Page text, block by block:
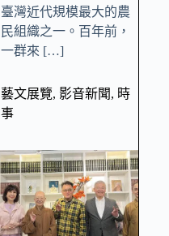
臺灣近代規模最大的農
民組織之一。百年前，
一群來 […]
藝文展覽, 影音新聞, 時
事